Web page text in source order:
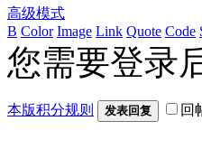
高级模式
B Color Image Link Quote Code
您需要登录
本版积分规则 发表回复 回